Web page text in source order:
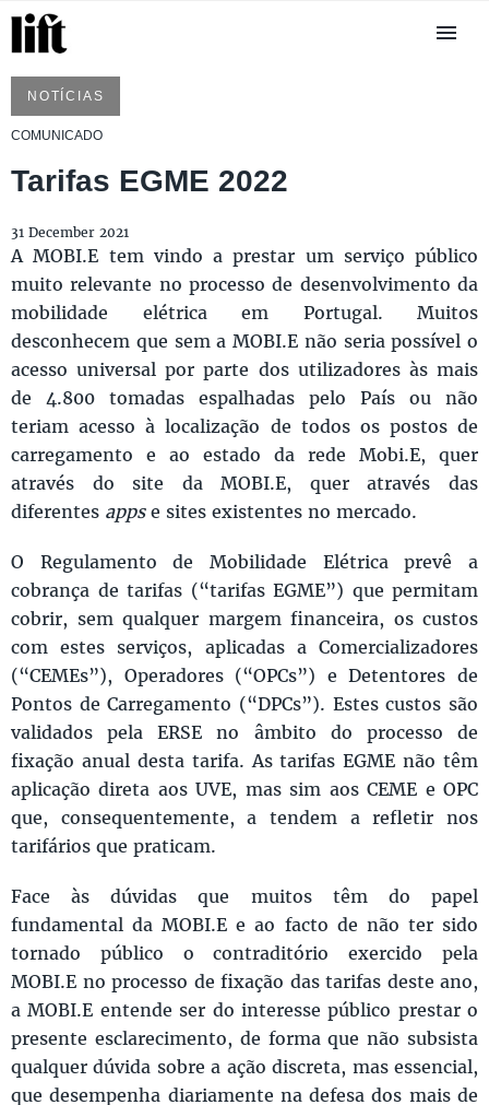
NOTÍCIAS
COMUNICADO
Tarifas EGME 2022
31 December 2021
A MOBI.E tem vindo a prestar um serviço público
muito relevante no processo de desenvolvimento da
mobilidade elétrica em Portugal. Muitos
desconhecem que sem a MOBI.E não seria possível o
acesso universal por parte dos utilizadores às mais
de 4.800 tomadas espalhadas pelo País ou não
teriam acesso à localização de todos os postos de
carregamento e ao estado da rede Mobi.E, quer
através do site da MOBI.E, quer através das
diferentes appse sites existentes no mercado.
O Regulamento de Mobilidade Elétrica prevê a
cobrança de tarifas (“tarifas EGME”) que permitam
cobrir, sem qualquer margem financeira, os custos
com estes serviços, aplicadas a Comercializadores
(“CEMEs”), Operadores (“OPCs”) e Detentores de
Pontos de Carregamento (“DPCs”). Estes custos são
validados pela ERSE no âmbito do processo de
fixação anual desta tarifa. As tarifas EGME não têm
aplicação direta aos UVE, mas sim aos CEME e OPC
que, consequentemente, a tendem a refletir nos
tarifários que praticam.
Face às dúvidas que muitos têm do papel
fundamental da MOBI.E e ao facto de não ter sido
tornado público o contraditório exercido pela
MOBI.E no processo de fixação das tarifas deste ano,
a MOBI.E entende ser do interesse público prestar o
presente esclarecimento, de forma que não subsista
qualquer dúvida sobre a ação discreta, mas essencial,
que desempenha diariamente na defesa dos mais de